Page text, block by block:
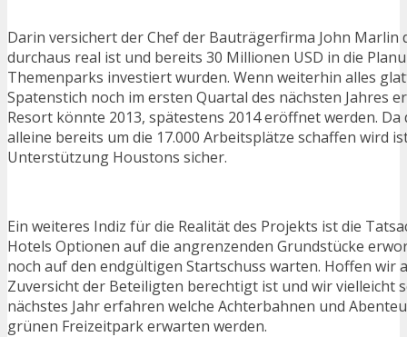
Darin versichert der Chef der Bauträgerfirma John Marlin
durchaus real ist und bereits 30 Millionen USD in die
Themenparks investiert wurden. Wenn weiterhin alles
Spatenstich noch im ersten Quartal des nächsten Jahres
Resort könnte 2013, spätestens 2014 eröffnet werden.
alleine bereits um die 17.000 Arbeitsplätze schaffen wird
Unterstützung Houstons sicher.
Ein weiteres Indiz für die Realität des Projekts ist die
Hotels Optionen auf die angrenzenden Grundstücke
noch auf den endgültigen Startschuss warten. Hoffen wir
Zuversicht der Beteiligten berechtigt ist und wir vielleicht
nächstes Jahr erfahren welche Achterbahnen und
grünen Freizeitpark erwarten werden.